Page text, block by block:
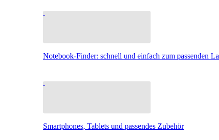
Notebook-Finder: schnell und einfach zum passenden
Smartphones, Tablets und passendes Zubehör